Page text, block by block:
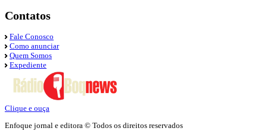
Contatos
Fale Conosco
Como anunciar
Quem Somos
Expediente
Clique e ouça
Enfoque jornal e editora © Todos os direitos reservados